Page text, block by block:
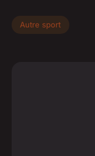
Autre sport